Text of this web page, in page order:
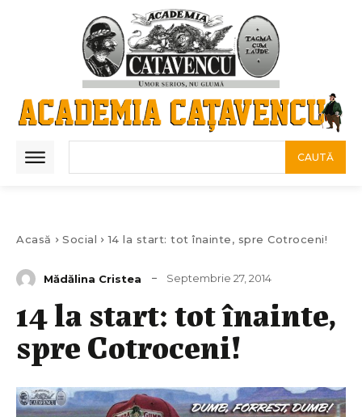
CAUTĂ
Acasă Social 14 la start: tot înainte, spre Cotroceni!
Mădălina Cristea Septembrie 27, 2014
14 la start: tot înainte,
spre Cotroceni!